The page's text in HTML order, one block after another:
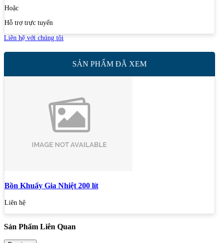
Hoặc
Hỗ trợ trực tuyến
Liên hệ với chúng tôi
SẢN PHẨM ĐÃ XEM
Bồn Khuấy Gia Nhiệt 200 lít
Liên hệ
Sản Phẩm Liên Quan